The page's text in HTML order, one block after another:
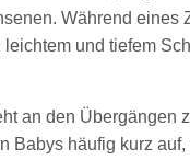
Während eines
und tiefem
an den Übergängen
Babys häufig kurz